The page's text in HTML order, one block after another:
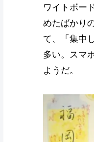
ワイトボー
めたばかり
て、「集中
多い。スマ
ようだ。